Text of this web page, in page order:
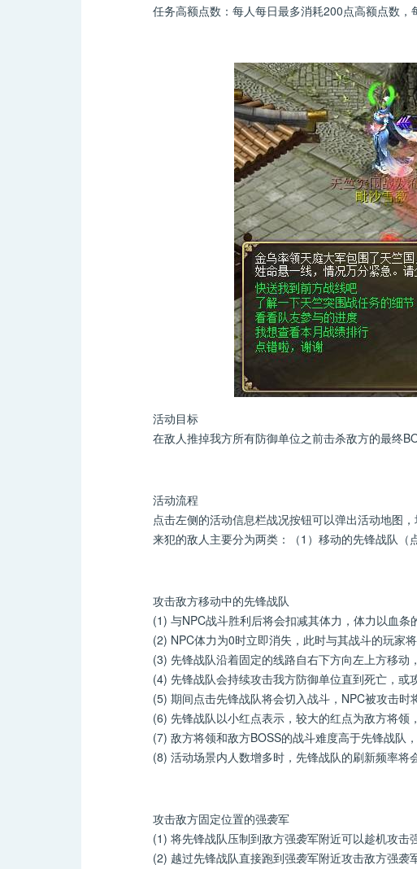
任务高额点数：每人每日最多消耗200点高额点数，
活动目标
在敌人推掉我方所有防御单位之前击杀敌方的最终
活动流程
点击左侧的活动信息栏战况按钮可以弹出活动地图，
来犯的敌人主要分为两类：（1）移动的先锋战队（
攻击敌方移动中的先锋战队
(1) 与NPC战斗胜利后将会扣减其体力，体力以血条
(2) NPC体力为0时立即消失，此时与其战斗的玩家将
(3) 先锋战队沿着固定的线路自右下方向左上方移动
(4) 先锋战队会持续攻击我方防御单位直到死亡，或
(5) 期间点击先锋战队将会切入战斗，NPC被攻击时
(6) 先锋战队以小红点表示，较大的红点为敌方将领
(7) 敌方将领和敌方BOSS的战斗难度高于先锋战队，
(8) 活动场景内人数增多时，先锋战队的刷新频率将
攻击敌方固定位置的强袭军
(1) 将先锋战队压制到敌方强袭军附近可以趁机攻击
(2) 越过先锋战队直接跑到强袭军附近攻击敌方强袭